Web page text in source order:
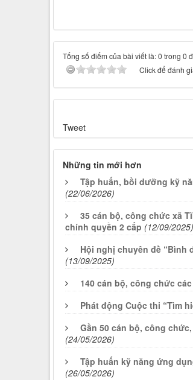
Tổng số điểm của bài viết là: 0 trong 0
Click để đánh
Tweet
Những tin mới hơn
Tập huấn, bồi dưỡng kỹ
(22/06/2026)
35 cán bộ, công chức xã
chính quyền 2 cấp (12/09/2025)
Hội nghị chuyên đề “Bình
(13/09/2025)
140 cán bộ, công chức
Phát động Cuộc thi “Tìm
Gần 50 cán bộ, công
(24/05/2026)
Tập huấn kỹ năng ứng
(26/05/2026)